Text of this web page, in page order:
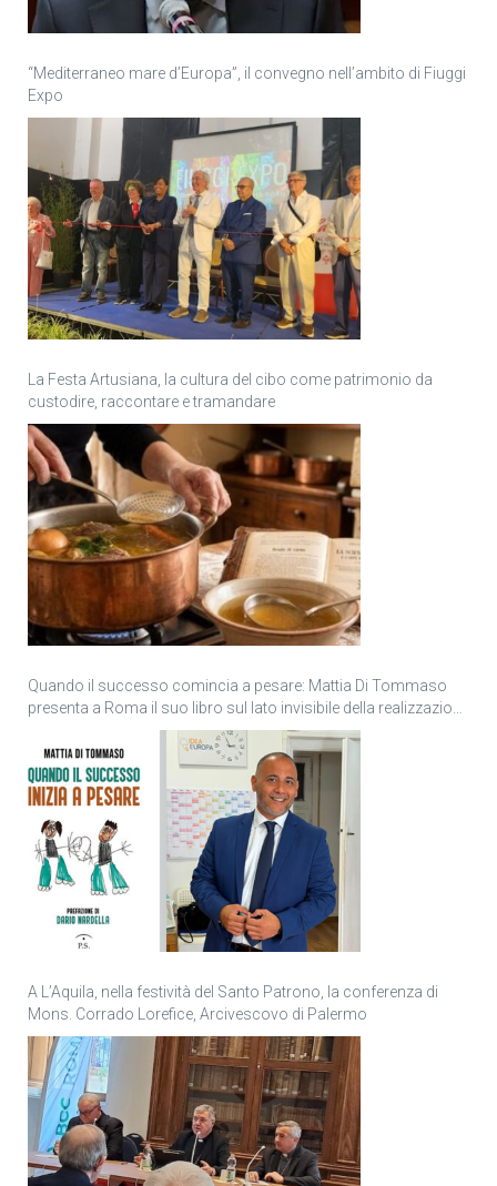
“Mediterraneo mare d’Europa”, il convegno nell’ambito di Fiuggi
Expo
La Festa Artusiana, la cultura del cibo come patrimonio da
custodire, raccontare e tramandare
Quando il successo comincia a pesare: Mattia Di Tommaso
presenta a Roma il suo libro sul lato invisibile della realizzazione
A L’Aquila, nella festività del Santo Patrono, la conferenza di
Mons. Corrado Lorefice, Arcivescovo di Palermo